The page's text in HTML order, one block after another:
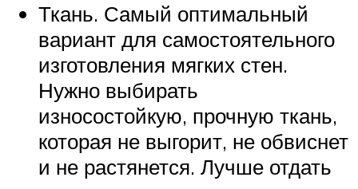
Ткань. Самый оптимальный
вариант для самостоятельного
изготовления мягких стен.
Нужно выбирать
износостойкую, прочную ткань,
которая не выгорит, не обвиснет
и не растянется. Лучше отдать